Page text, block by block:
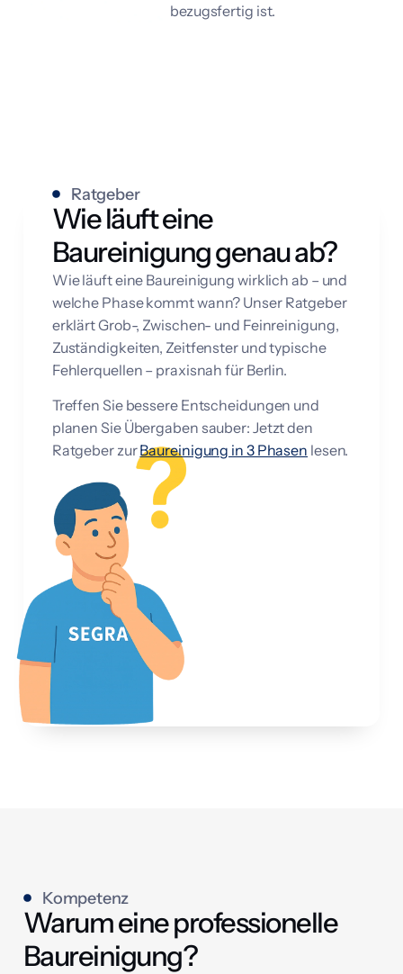
bezugsfertig ist.
Ratgeber
Wie läuft eine
Baureinigung genau ab?
Wie läuft eine Baureinigung wirklich ab – und
welche Phase kommt wann? Unser Ratgeber
erklärt Grob-, Zwischen- und Feinreinigung,
Zuständigkeiten, Zeitfenster und typische
Fehlerquellen – praxisnah für Berlin.
Treffen Sie bessere Entscheidungen und
planen Sie Übergaben sauber: Jetzt den
Ratgeber zurBaureinigung in 3 Phasen lesen.
Kompetenz
Warum eine professionelle
Baureinigung?